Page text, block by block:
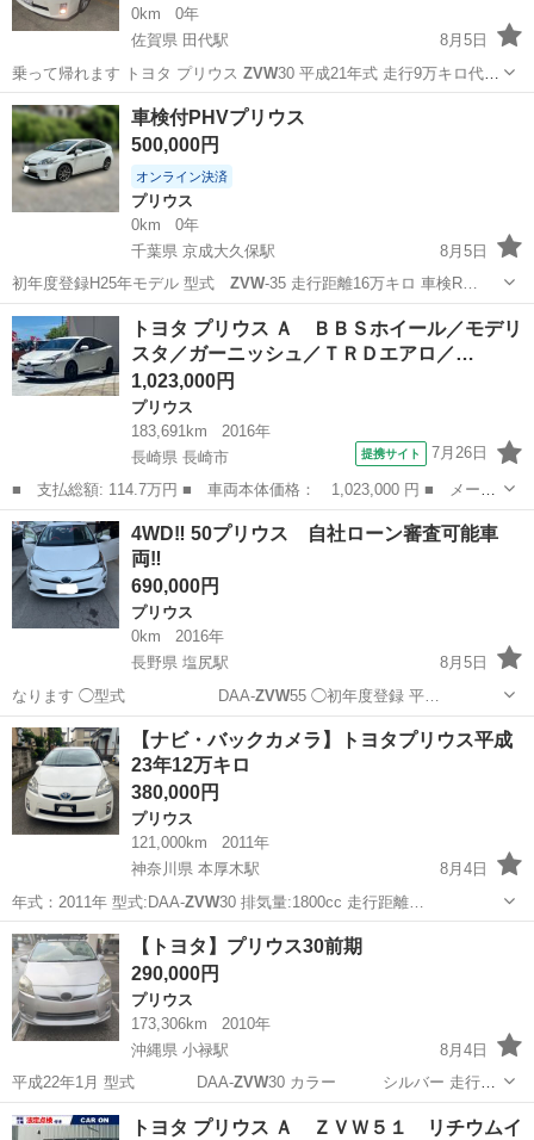
0km
0年
佐賀県 田代駅
8月5日
乗って帰れます トヨタ プリウス ZVW30 平成21年式 走行9万キロ代
使…
佐賀 鳥栖市 田代駅 プリウス
車検付PHVプリウス
500,000円
オンライン決済
プリウス
0km
0年
千葉県 京成大久保駅
8月5日
初年度登録H25年モデル 型式 ZVW-35 走行距離16万キロ 車検R…
千葉 習志野市 京成大久保駅 PHV
トヨタ プリウス Ａ ＢＢＳホイール／モデリ
スタ／ガーニッシュ／ＴＲＤエアロ／…
1,023,000円
プリウス
183,691km
2016年
長崎県 長崎市
提携サイト 7月26日
■ 支払総額: 114.7万円 ■ 車両本体価格： 1,023,000 円 ■ メーカ
ー名： トヨタ ■ 車種名： プリウス ■ グレード名： Ａ ＢＢ
Ｓホイール／モデリスタ／ガーニッシュ／ＴＲＤエアロ／デイライト
／バック...
長崎 長崎市
4WD‼️ 50プリウス 自社ローン審査可能車
両‼️
690,000円
プリウス
0km
2016年
長野県 塩尻駅
8月5日
なります ◯型式 DAA-ZVW 55 ◯初年度登録 平…
長野 塩尻市 塩尻駅 プリウス 車両
【ナビ・バックカメラ】トヨタプリウス平成
23年12万キロ
380,000円
プリウス
121,000km
2011年
神奈川県 本厚木駅
8月4日
年式：2011年 型式:DAA-ZVW 30 排気量:1800cc 走行距離…
神奈川 厚木市 本厚木駅 プリウス トヨタプリウス
【トヨタ】プリウス30前期
290,000円
プリウス
173,306km
2010年
沖縄県 小禄駅
8月4日
平成22年1月 型式 DAA-ZVW30 カラー シルバー 走行
距…
沖縄 那覇市 小禄駅 プリウス
トヨタ プリウス Ａ ＺＶＷ５１ リチウムイ